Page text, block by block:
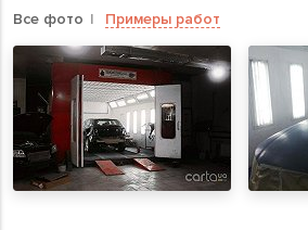
Все фото Примеры работ